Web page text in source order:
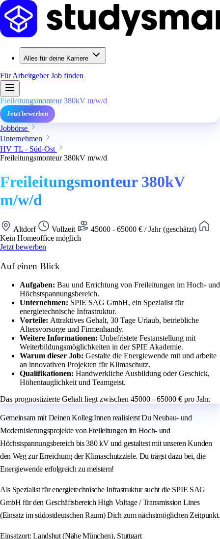
Alles für deine Karriere
Für ArbeitgeberJob finden
Freileitungsmonteur 380kV m/w/d
Jetzt bewerben
Jobbörse
Unternehmen
HV TL - Süd-Ost
Freileitungsmonteur 380kV m/w/d
Freileitungsmonteur 380kV
m/w/d
Altdorf Vollzeit
45000 - 65000 € / Jahr (geschätzt)
Kein Homeoffice möglich
Jetzt bewerben
Auf einen Blick
Aufgaben: Bau und Errichtung von Freileitungen im Hoch- und
Höchstspannungsbereich.
Unternehmen: SPIE SAG GmbH, ein Spezialist für
energietechnische Infrastruktur.
Vorteile: Attraktives Gehalt, 30 Tage Urlaub, betriebliche
Altersvorsorge und Firmenhandy.
Weitere Informationen: Unbefristete Festanstellung mit
Weiterbildungsmöglichkeiten in der SPIE Akademie.
Warum dieser Job: Gestalte die Energiewende mit und arbeite
an innovativen Projekten für Klimaschutz.
Qualifikationen: Handwerkliche Ausbildung oder Geschick,
Höhentauglichkeit und Teamgeist.
Das prognostizierte Gehalt liegt zwischen 45000 - 65000 € pro Jahr.
Gemeinsam mit Deinen Kolleg:Innen realisierst Du Neubau- und
Modernisierungsprojekte von Freileitungen im Hoch- und
Höchstspannungsbereich bis 380 kV und gestaltest mit unseren Kunden
den Weg zur Erreichung der Klimaschutzziele. Du trägst dazu bei, die
Energiewende erfolgreich zu meistern!
Als Spezialist für energietechnische Infrastruktur sucht die SPIE SAG
GmbH für den Geschäftsbereich High Voltage / Transmission Lines
(Einsatz im südostdeutschen Raum) Dich zum nächstmöglichen Zeitpunkt.
Einsatzort: Landshut (Nähe München), Stuttgart